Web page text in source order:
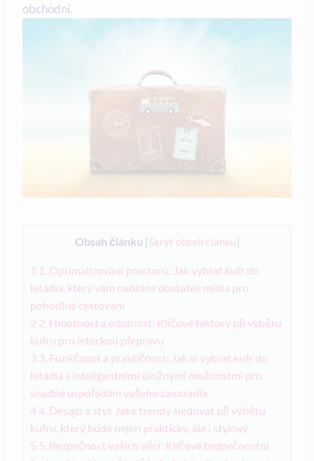
obchodní.
Obsah článku [Skryť obsah článku]
1 1. Optimalizování prostoru: Jak vybrat kufr do
letadla, který vám nabídne dostatek místa pro
pohodlné cestování
2 2. Hmotnost a odolnost: Klíčové faktory při výběru
kufru pro leteckou přepravu
3 3. Funkčnost a praktičnost: Jak si vybrat kufr do
letadla s inteligentními úložnými možnostmi pro
snadné uspořádání vašeho zavazadla
4 4. Design a styl: Jaké trendy sledovat při výběru
kufru, který bude nejen praktický, ale i stylový
5 5. Bezpečnost vašich věcí: Klíčové bezpečnostní